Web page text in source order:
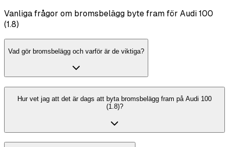
Vanliga frågor om bromsbelägg byte fram för Audi 100
(1.8)
Vad gör bromsbelägg och varför är de viktiga?
Hur vet jag att det är dags att byta bromsbelägg fram på Audi 100
(1.8)?